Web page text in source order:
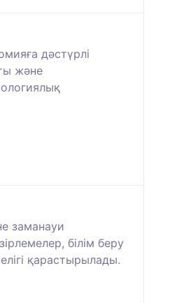
дәстүрлі
және
заманауи
білім беру
қарастырылады.